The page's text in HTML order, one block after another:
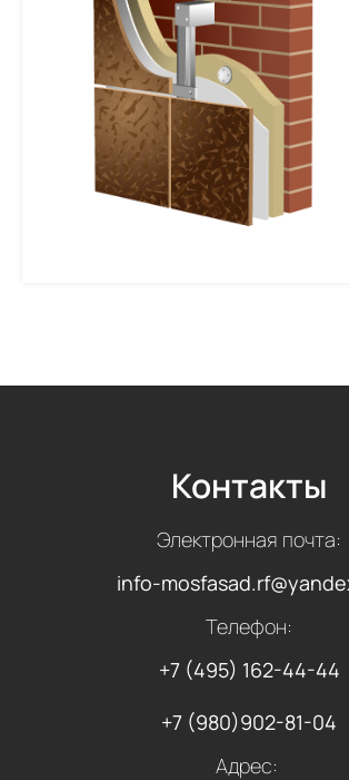
Контакты
Электронная почта:
info-
Телефон:
+7 (495) 162-44-44
+7 (980)902-81-04
Адрес: